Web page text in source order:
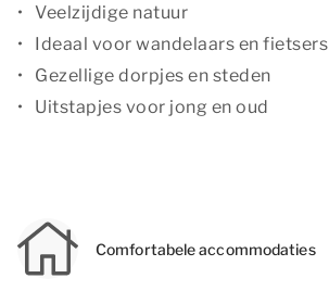
Veelzijdige natuur
Ideaal voor wandelaars en fietsers
Gezellige dorpjes en steden
Uitstapjes voor jong en oud
Comfortabele accommodaties